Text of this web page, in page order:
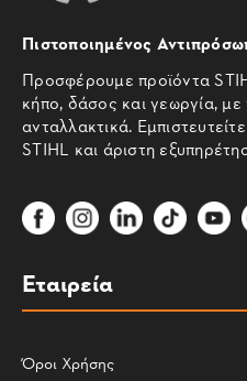
Πιστοποιημένος
Προσφέρουμε προϊόντα
κήπο, δάσος και γεωργία, με
ανταλλακτικά.
STIHL και άριστη
Εταιρεία
Όροι Χρήσης